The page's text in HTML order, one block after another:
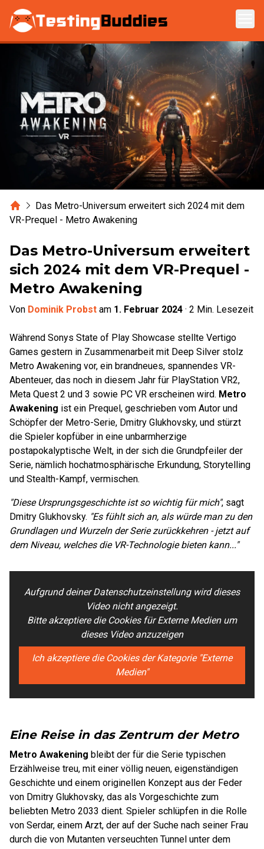
Zum Hauptinhalt springen
HomeDas Metro-Universum erweitert sich 2024 mit dem
VR-Prequel - Metro Awakening
Das Metro-Universum erweitert
sich 2024 mit dem VR-Prequel -
Metro Awakening
Von Dominik Probst am 1. Februar 2024 · 2 Min. Lesezeit
Während Sonys State of Play Showcase stellte Vertigo
Games gestern in Zusammenarbeit mit Deep Silver stolz
Metro Awakening vor, ein brandneues, spannendes VR-
Abenteuer, das noch in diesem Jahr für PlayStation VR2,
Meta Quest 2 und 3 sowie PC VR erscheinen wird. Metro
Awakening ist ein Prequel, geschrieben vom Autor und
Schöpfer der Metro-Serie, Dmitry Glukhovsky, und stürzt
die Spieler kopfüber in eine unbarmherzige
postapokalyptische Welt, in der sich die Grundpfeiler der
Serie, nämlich hochatmosphärische Erkundung, Storytelling
und Stealth-Kampf, vermischen.
"Diese Ursprungsgeschichte ist so wichtig für mich", sagt
Dmitry Glukhovsky. "Es fühlt sich an, als würde man zu den
Grundlagen und Wurzeln der Serie zurückkehren - jetzt auf
dem Niveau, welches die VR-Technologie bieten kann..."
Aufgrund deiner Datenschutzeinstellung wird dieses
Video nicht angezeigt.
Bitte akzeptiere die Cookies für Externe Medien um
dieses Video anzuzeigen
Ich akzeptiere die Cookies der Kategorie "Externe
Medien"
Eine Reise in das Zentrum der Metro
Metro Awakening bleibt der für die Serie typischen
Erzählweise treu, mit einer völlig neuen, eigenständigen
Geschichte und einem originellen Konzept aus der Feder
von Dmitry Glukhovsky, das als Vorgeschichte zum
beliebten Metro 2033 dient. Spieler schlüpfen in die Rolle
von Serdar, einem Arzt, der auf der Suche nach seiner Frau
durch die von Mutanten verseuchten Tunnel unter dem